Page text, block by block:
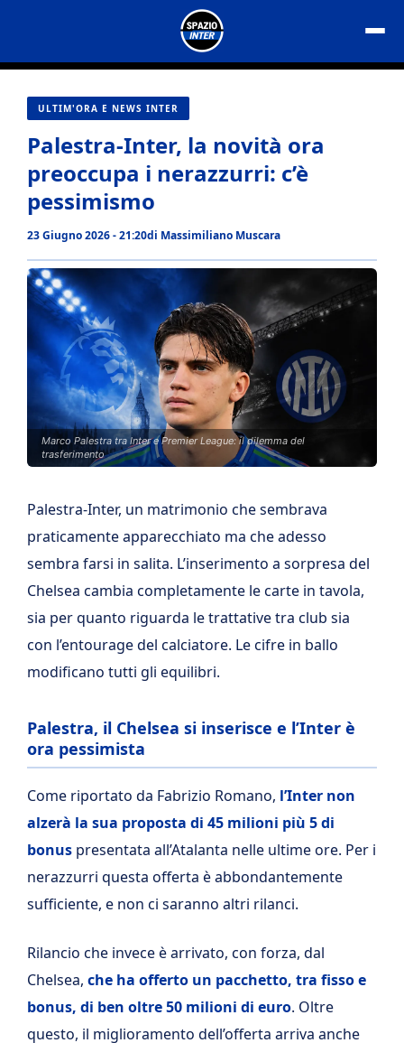
contenuto
ULTIM'ORA E NEWS INTER
Palestra-Inter, la novità ora
preoccupa i nerazzurri: c’è
pessimismo
23 Giugno 2026 - 21:20di Massimiliano Muscara
Marco Palestra tra Inter e Premier League: il dilemma del
trasferimento
Palestra-Inter, un matrimonio che sembrava
praticamente apparecchiato ma che adesso
sembra farsi in salita. L’inserimento a sorpresa del
Chelsea cambia completamente le carte in tavola,
sia per quanto riguarda le trattative tra club sia
con l’entourage del calciatore. Le cifre in ballo
modificano tutti gli equilibri.
Palestra, il Chelsea si inserisce e l’Inter è
ora pessimista
Come riportato da Fabrizio Romano, l’Inter non
alzerà la sua proposta di 45 milioni più 5 di
bonus presentata all’Atalanta nelle ultime ore. Per i
nerazzurri questa offerta è abbondantemente
sufficiente, e non ci saranno altri rilanci.
Rilancio che invece è arrivato, con forza, dal
Chelsea, che ha offerto un pacchetto, tra fisso e
bonus, di ben oltre 50 milioni di euro. Oltre
questo, il miglioramento dell’offerta arriva anche